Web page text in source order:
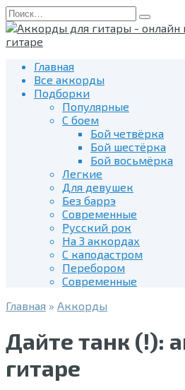
Перейти
к
содержанию
Search
for:
Главная
Все аккорды
Подборки
Популярные
С боем
Бой четвёрка
Бой шестёрка
Бой восьмёрка
Легкие
Для девушек
Без баррэ
Современные
Русский рок
На 3 аккордах
С каподастром
Перебором
Современные
Главная » Аккорды
Дайте танк (!):
гитаре